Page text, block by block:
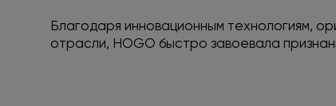
Благодаря инновационным технологиям,
отрасли, HOGO быстро завоевала